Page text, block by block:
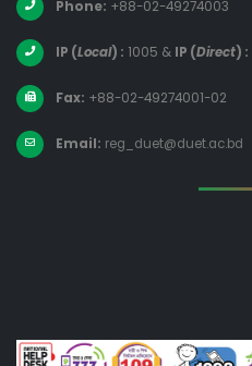
Phone: +88-02-49274003
IP (Local) : 1005 & IP (Direct) :
Fax: +88-02-49274001-02
Email: reg_duet@duet.ac.bd